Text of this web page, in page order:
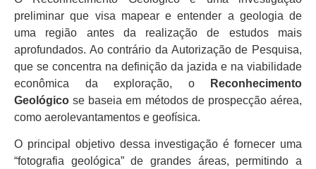
preliminar que visa mapear e entender a geologia de
uma região antes da realização de estudos mais
aprofundados. Ao contrário da Autorização de Pesquisa,
que se concentra na definição da jazida e na viabilidade
econômica da exploração, o
Reconhecimento
Geológico se baseia em métodos de prospecção aérea,
como aerolevantamentos e geofísica.
O principal objetivo dessa investigação é fornecer uma
“fotografia geológica” de grandes áreas, permitindo a